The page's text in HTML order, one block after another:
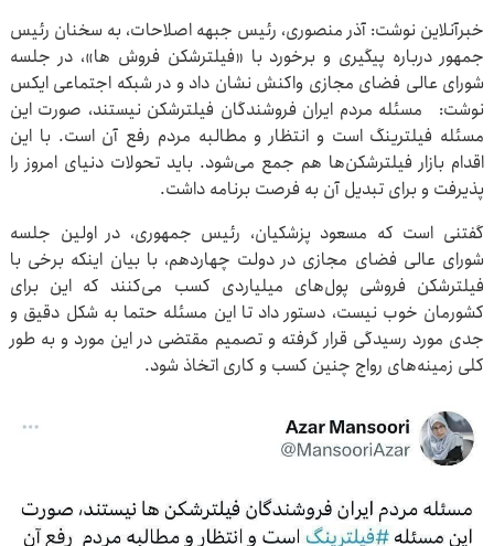
خبرآنلاین نوشت: آذر منصوری، رئیس جبهه اصلاحات، به سخنان رئیس
جمهور درباره پیگیری و برخورد با «فیلترشکن فروش ها»، در جلسه
شورای عالی فضای مجازی واکنش نشان داد و در شبکه اجتماعی ایکس
نوشت: مسئله مردم ایران فروشندگان فیلترشکن نیستند، صورت این
مسئله فیلترینگ است و انتظار و مطالبه مردم رفع آن است. با این
اقدام بازار فیلترشکن‌ها هم جمع می‌شود. باید تحولات دنیای امروز را
پذیرفت و برای تبدیل آن به فرصت برنامه داشت.
گفتنی است که مسعود پزشکیان، رئیس جمهوری، در اولین جلسه
شورای عالی فضای مجازی در دولت چهاردهم، با بیان اینکه برخی با
فیلترشکن فروشی پول‌های میلیاردی کسب می‌کنند که این برای
کشورمان خوب نیست، دستور داد تا این مسئله حتما به شکل دقیق و
جدی مورد رسیدگی قرار گرفته و تصمیم مقتضی در این مورد و به طور
کلی زمینه‌های رواج چنین کسب و کاری اتخاذ شود.